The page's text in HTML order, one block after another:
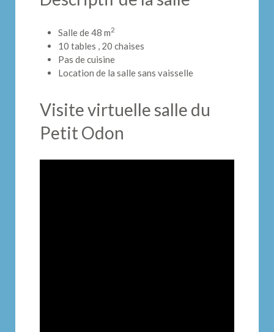
Salle de 48 m2
10 tables , 20 chaises
Pas de cuisine
Location de la salle sans vaisselle
Visite virtuelle salle du
Petit Odon